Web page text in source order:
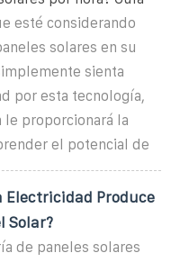
esté considerando
solares en su
sienta
por esta tecnología,
le proporcionará la
el potencial de
Electricidad Produce
Solar?
de paneles solares